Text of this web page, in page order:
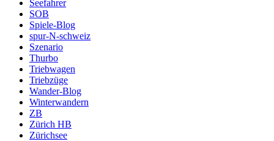
Seefahrer
SOB
Spiele-Blog
spur-N-schweiz
Szenario
Thurbo
Triebwagen
Triebzüge
Wander-Blog
Winterwandern
ZB
Zürich HB
Zürichsee